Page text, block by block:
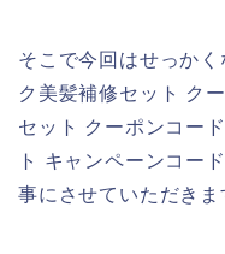
そこで今回はせっか
ク美髪補修セット ク
セット クーポンコー
ト キャンペーンコー
事にさせていただきま